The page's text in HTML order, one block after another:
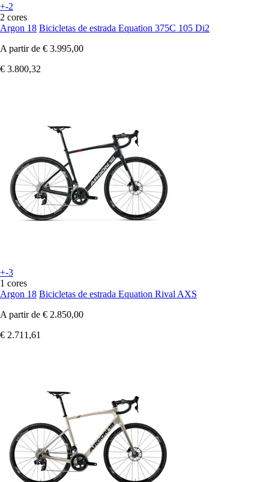
+-2
2 cores
Argon 18 Bicicletas de estrada Equation 375C 105 Di2
A partir de € 3.995,00
€ 3.800,32
+-3
1 cores
Argon 18 Bicicletas de estrada Equation Rival AXS
A partir de € 2.850,00
€ 2.711,61